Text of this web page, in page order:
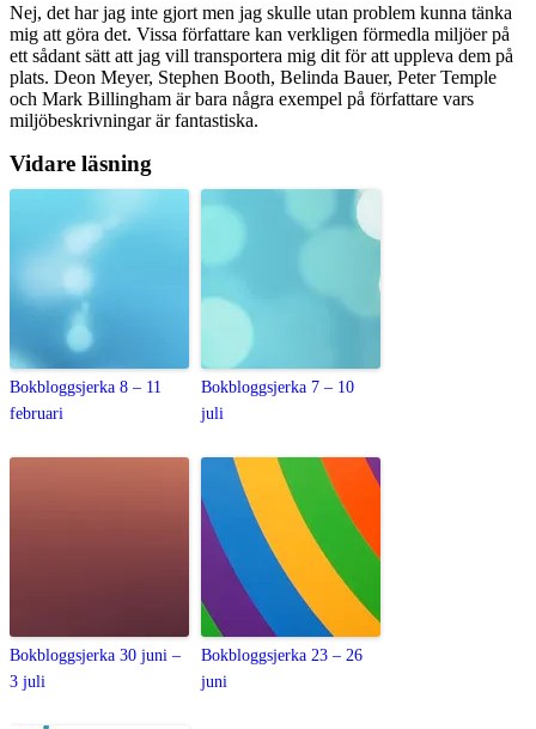
Nej, det har jag inte gjort men jag skulle utan problem kunna tänka
mig att göra det. Vissa författare kan verkligen förmedla miljöer på
ett sådant sätt att jag vill transportera mig dit för att uppleva dem på
plats. Deon Meyer, Stephen Booth, Belinda Bauer, Peter Temple
och Mark Billingham är bara några exempel på författare vars
miljöbeskrivningar är fantastiska.
Vidare läsning
Bokbloggsjerka 8 – 11
februari
Bokbloggsjerka 7 – 10
juli
Bokbloggsjerka 30 juni –
3 juli
Bokbloggsjerka 23 – 26
juni